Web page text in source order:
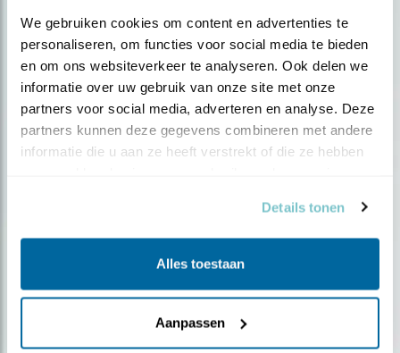
We gebruiken cookies om content en advertenties te
personaliseren, om functies voor social media te bieden
en om ons websiteverkeer te analyseren. Ook delen we
informatie over uw gebruik van onze site met onze
partners voor social media, adverteren en analyse. Deze
partners kunnen deze gegevens combineren met andere
informatie die u aan ze heeft verstrekt of die ze hebben
Details tonen
Alles toestaan
Aanpassen
Ontvang 5 x Vogels voor € 36,00 per jaar
Vogels is het tijdschrift voor onze leden, met